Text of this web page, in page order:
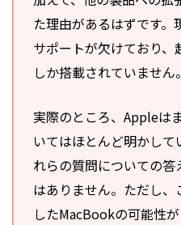
た理由があるはずです。
サポートが欠けており
しか搭載されていません。
実際のところ、Appleは
いてはほとんど明かし
れらの質問についての
はありません。ただし
したMacBookの可能性